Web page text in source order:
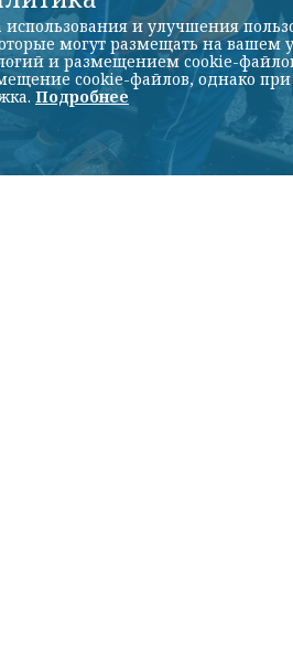
и улучшения
могут размещать на вашем
и размещением cookie-
cookie-файлов, однако
Подробнее